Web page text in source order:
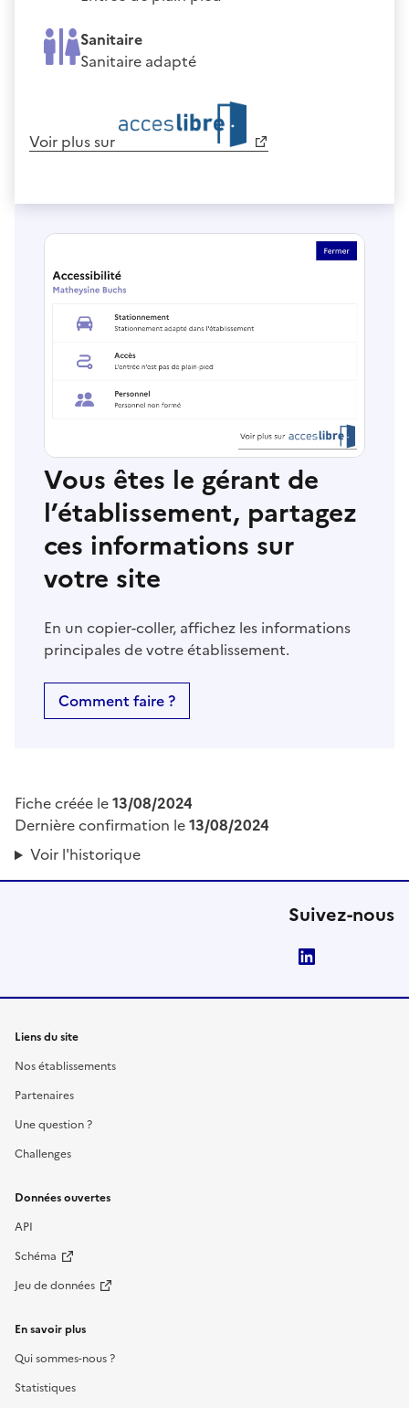
Sanitaire
Sanitaire adapté
Voir plus sur
Vous êtes le gérant de
l’établissement, partagez
ces informations sur
votre site
En un copier-coller, affichez les informations
principales de votre établissement.
Comment faire ?
Fiche créée le13/08/2024
Dernière confirmation le13/08/2024
Voir l'historique
Suivez-nous
Liens du site
Nos établissements
Partenaires
Une question ?
Challenges
Données ouvertes
API
Schéma
Jeu de données
En savoir plus
Qui sommes-nous ?
Statistiques